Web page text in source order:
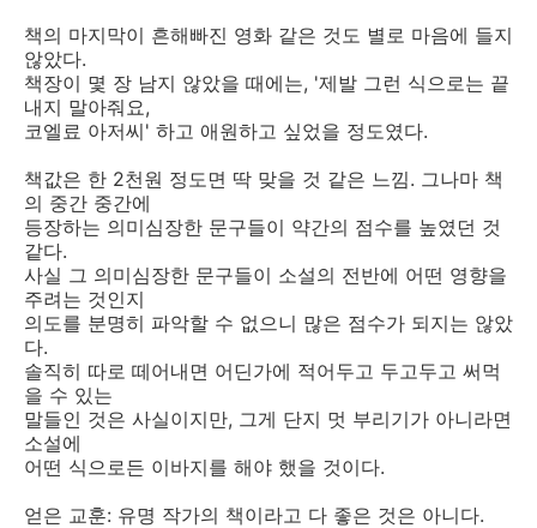
책의 마지막이 흔해빠진 영화 같은 것도 별로 마음에 들지
않았다.
책장이 몇 장 남지 않았을 때에는, '제발 그런 식으로는 끝
내지 말아줘요,
코엘료 아저씨' 하고 애원하고 싶었을 정도였다.
책값은 한 2천원 정도면 딱 맞을 것 같은 느낌. 그나마 책
의 중간 중간에
등장하는 의미심장한 문구들이 약간의 점수를 높였던 것
같다.
사실 그 의미심장한 문구들이 소설의 전반에 어떤 영향을
주려는 것인지
의도를 분명히 파악할 수 없으니 많은 점수가 되지는 않았
다.
솔직히 따로 떼어내면 어딘가에 적어두고 두고두고 써먹
을 수 있는
말들인 것은 사실이지만, 그게 단지 멋 부리기가 아니라면
소설에
어떤 식으로든 이바지를 해야 했을 것이다.
얻은 교훈: 유명 작가의 책이라고 다 좋은 것은 아니다.